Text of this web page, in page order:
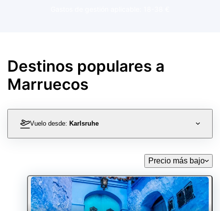
Destinos populares a
Marruecos
Vuelo desde: Karlsruhe
Precio más bajo